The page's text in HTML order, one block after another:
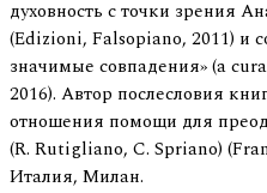
духовность с точки зрения
(Edizioni, Falsopiano, 2011) и
значимые совпадения» (a
2016). Автор послесловия
отношения помощи для
(R. Rutigliano, C. Spriano)
Италия, Милан.